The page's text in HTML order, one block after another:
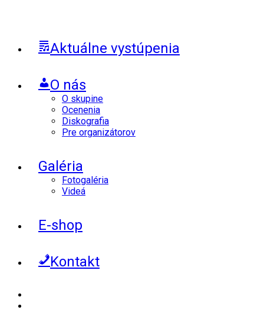
Aktuálne vystúpenia
O nás
O skupine
Ocenenia
Diskografia
Pre organizátorov
Galéria
Fotogaléria
Videá
E-shop
Kontakt